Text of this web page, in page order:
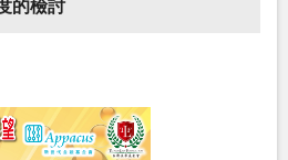
的檢討